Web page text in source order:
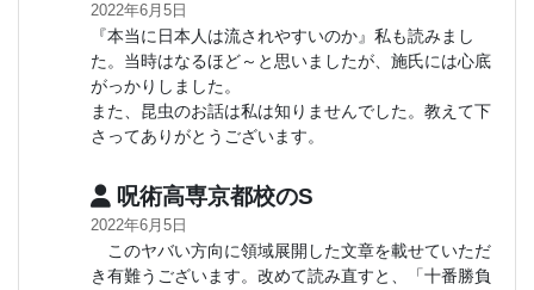
2022年6月5日
『本当に日本人は流されやすいのか』私も読みまし
た。当時はなるほど～と思いましたが、施氏には心底
がっかりしました。
また、昆虫のお話は私は知りませんでした。教えて下
さってありがとうございます。
呪術高専京都校のS
2022年6月5日
このヤバい方向に領域展開した文章を載せていただ
き有難うございます。改めて読み直すと、「十番勝負